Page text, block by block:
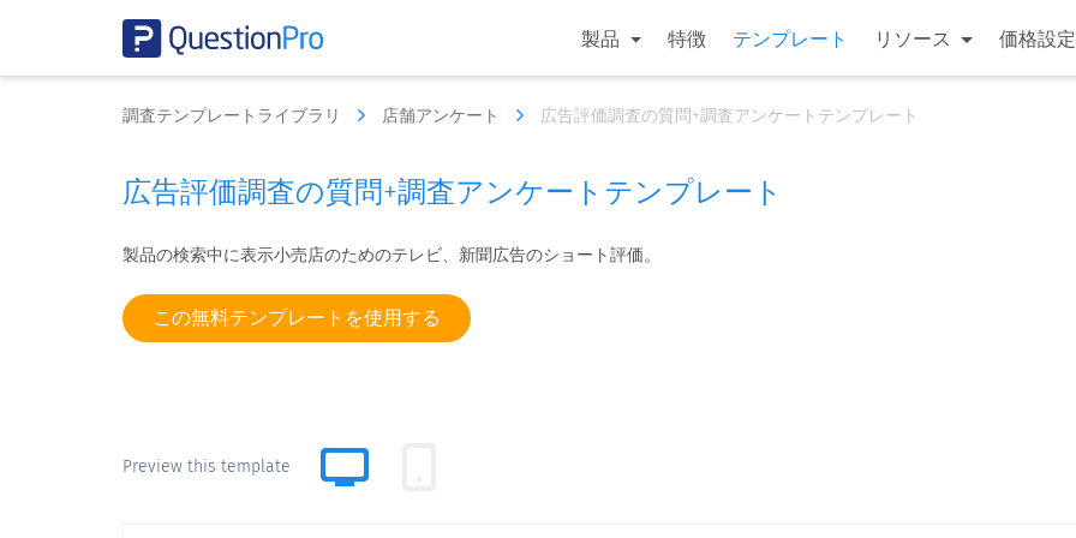
製品 特徴 テンプレート リソース 価格設定
調査テンプレートライブラリ 店舗アンケート 広告評価調査の質問+調査アンケートテンプレート
広告評価調査の質問+調査アンケートテンプレート
製品の検索中に表示小売店のためのテレビ、新聞広告のショート評価。
この無料テンプレートを使用する
Preview this template